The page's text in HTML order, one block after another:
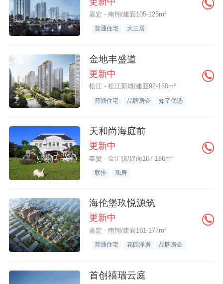
嘉定 - 南翔/建面105-125m²
普通住宅 大三居
金地丰盛道
更新中
松江 - 松江新城/建面92-160m²
普通住宅 品牌房企 知了优选
天和尚海庭前
更新中
奉贤 - 金汇镇/建面167-186m²
联排 现房
海伦堡玖悦源筑
更新中
嘉定 - 南翔/建面161-177m²
普通住宅 花园洋房 品牌房企
首创禧瑞云庭